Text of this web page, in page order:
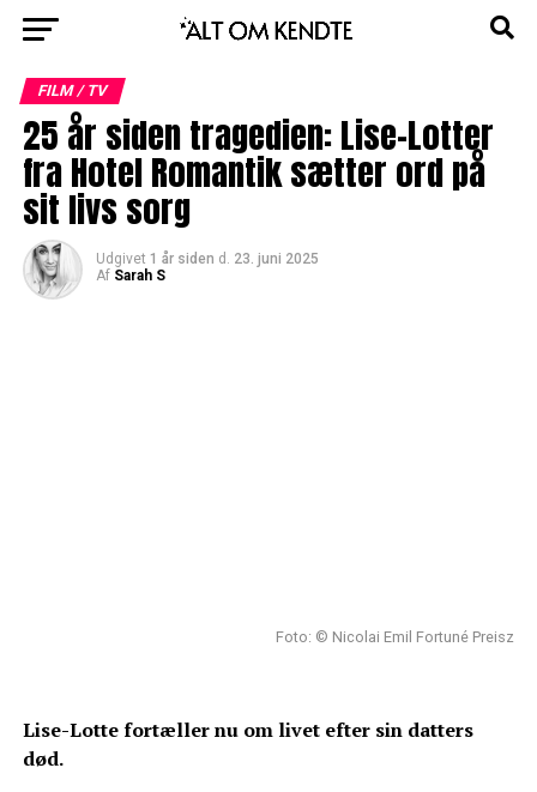
FILM / TV
25 år siden tragedien: Lise-Lotter
fra Hotel Romantik sætter ord på
sit livs sorg
Udgivet 1 år siden d. 23. juni 2025
Af Sarah S
Foto: © Nicolai Emil Fortuné Preisz
Lise-Lotte fortæller nu om livet efter sin datters
død.